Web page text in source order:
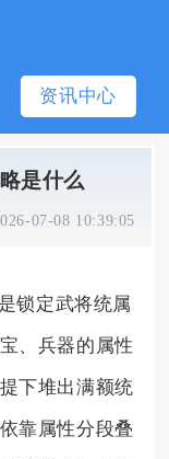
资讯中心
是什么
07-08 10:39:05
锁定武将统属
、兵器的属性
下堆出满额统
靠属性分段叠